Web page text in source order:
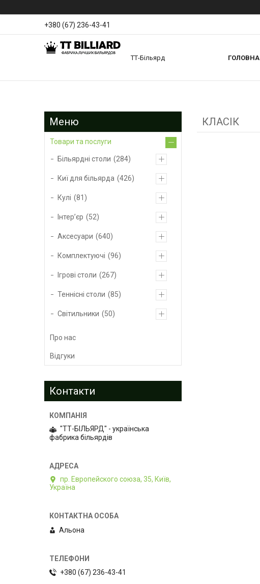
+380 (67) 236-43-41
ТТ-Більярд ГОЛОВНА
КЛАСІК
Товари та послуги
Більярдні столи 284
Киї для більярда 426
Кулі 81
Інтер’єр 52
Аксесуари 640
Комплектуючі 96
Ігрові столи 267
Теннісні столи 85
Світильники 50
Про нас
Відгуки
Контакти
"ТТ-БІЛЬЯРД" - українська
фабрика більярдів
пр. Европейского союза, 35, Київ,
Україна
Альона
+380 (67) 236-43-41